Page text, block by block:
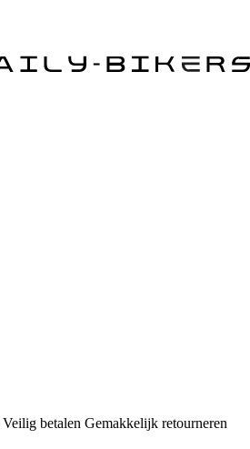
Veilig betalen Gemakkelijk retourneren